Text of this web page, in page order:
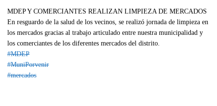
MDEP Y COMERCIANTES REALIZAN LIMPIEZA DE MERCADOS
En resguardo de la salud de los vecinos, se realizó jornada de limpieza en
los mercados gracias al trabajo articulado entre nuestra municipalidad y
los comerciantes de los diferentes mercados del distrito.
#MDEP
#MuniPorvenir
#mercados